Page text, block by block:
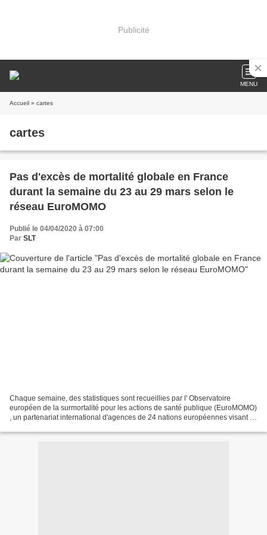
Publicité
MENU
Accueil » cartes
cartes
Pas d'excès de mortalité globale en France
durant la semaine du 23 au 29 mars selon le
réseau EuroMOMO
Publié le 04/04/2020 à 07:00
Par SLT
Chaque semaine, des statistiques sont recueillies par l' Observatoire
européen de la surmortalité pour les actions de santé publique (EuroMOMO)
, un partenariat international d'agences de 24 nations européennes visant à